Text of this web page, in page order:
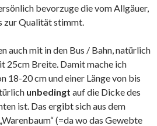
bevorzuge die vom Allgäuer,
zur Qualität stimmt.
auch mit in den Bus / Bahn, natürlich
25cm Breite. Damit mache ich
18-20 cm und einer Länge von bis
unbedingt auf die Dicke des
ist. Das ergibt sich aus dem
(=da wo das Gewebte